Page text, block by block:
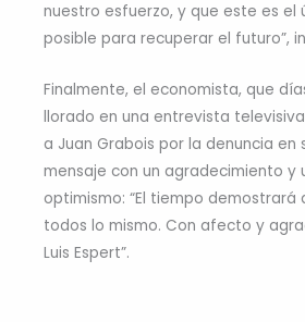
nuestro esfuerzo, y que este es el
posible para recuperar el futuro”,
Finalmente, el economista, que
llorado en una entrevista
a Juan Grabois por la denuncia en
mensaje con un agradecimiento y
optimismo: “El tiempo demostrará
todos lo mismo. Con afecto y
Luis Espert”.